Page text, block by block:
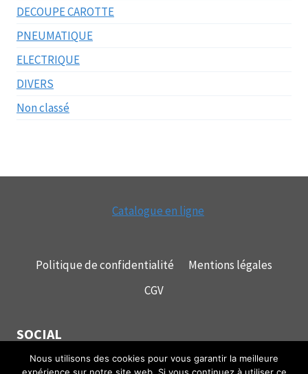
DECOUPE CAROTTE
PNEUMATIQUE
ELECTRIQUE
DIVERS
Non classé
Catalogue en ligne
Politique de confidentialité
Mentions légales
CGV
SOCIAL
Nous utilisons des cookies pour vous garantir la meilleure